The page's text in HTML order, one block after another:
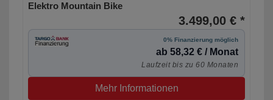
Elektro Mountain Bike
3.499,00 € *
0% Finanzierung möglich
ab 58,32 € / Monat
Laufzeit bis zu 60 Monaten
Mehr Informationen